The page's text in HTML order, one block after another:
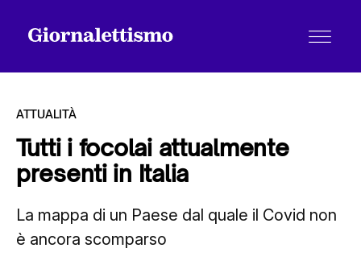
Tutti gli articoli
Chi siamo
ATTUALITÀ
Tutti i focolai attualmente
presenti in Italia
La mappa di un Paese dal quale il Covid non
è ancora scomparso